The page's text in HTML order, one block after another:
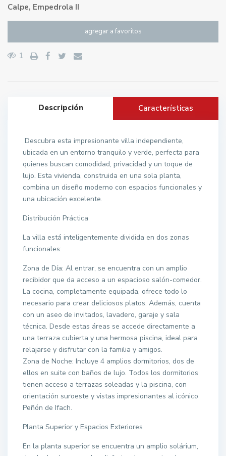
Calpe, Empedrola II
agregar a favoritos
1
Descripción Características
Descubra esta impresionante villa independiente,
ubicada en un entorno tranquilo y verde, perfecta para
quienes buscan comodidad, privacidad y un toque de
lujo. Esta vivienda, construida en una sola planta,
combina un diseño moderno con espacios funcionales y
una ubicación excelente.
Distribución Práctica
La villa está inteligentemente dividida en dos zonas
funcionales:
Zona de Día: Al entrar, se encuentra con un amplio
recibidor que da acceso a un espacioso salón-comedor.
La cocina, completamente equipada, ofrece todo lo
necesario para crear deliciosos platos. Además, cuenta
con un aseo de invitados, lavadero, garaje y sala
técnica. Desde estas áreas se accede directamente a
una terraza cubierta y una hermosa piscina, ideal para
relajarse y disfrutar con la familia y amigos.
Zona de Noche: Incluye 4 amplios dormitorios, dos de
ellos en suite con baños de lujo. Todos los dormitorios
tienen acceso a terrazas soleadas y la piscina, con
orientación suroeste y vistas impresionantes al icónico
Peñón de Ifach.
Planta Superior y Espacios Exteriores
En la planta superior se encuentra un amplio solárium,